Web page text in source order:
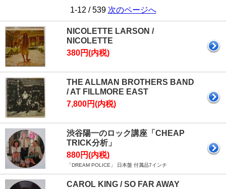
1-12 / 539 次のページへ
NICOLETTE LARSON /
NICOLETTE
380円(内税)
THE ALLMAN BROTHERS BAND
/ AT FILLMORE EAST
7,800円(内税)
渋谷陽一のロック講座「CHEAP
TRICK分析」
880円(内税)
「DREAM POLICE」 日本盤 付属品7インチ
CAROL KING / SO FAR AWAY